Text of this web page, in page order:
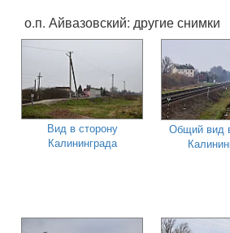
о.п. Айвазовский: другие снимки
Вид в сторону
Калининграда
Общий вид